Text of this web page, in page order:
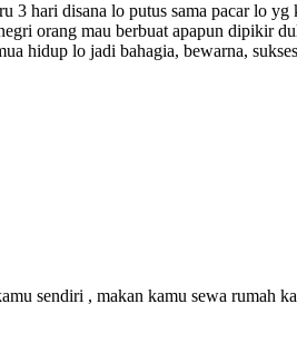
3 hari disana lo putus sama pacar lo yg
orang mau berbuat apapun dipikir
hidup lo jadi bahagia, bewarna,
sendiri , makan kamu sewa rumah